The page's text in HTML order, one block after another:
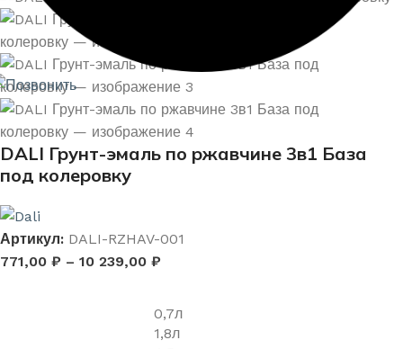
DALI Грунт-эмаль по ржавчине 3в1 База
под колеровку
Артикул: DALI-RZHAV-001
771,00 ₽ – 10 239,00 ₽
0,7л
1,8л